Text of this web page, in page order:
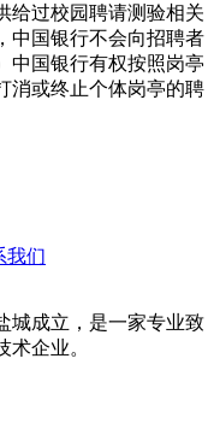
给过校园聘请测验相关
中国银行不会向招聘者
中国银行有权按照岗亭
消或终止个体岗亭的聘
我们
城成立，是一家专业致
企业。